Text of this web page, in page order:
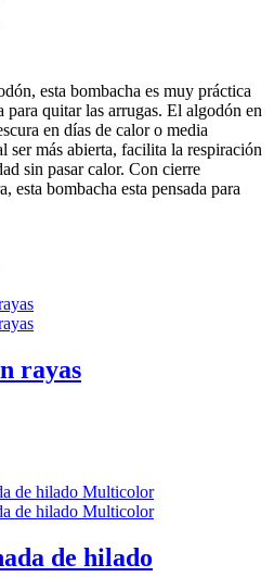
esta bombacha es muy práctica
para quitar las arrugas. El algodón en
en días de calor o media
ser más abierta, facilita la respiración
sin pasar calor. Con cierre
esta bombacha esta pensada para
rayas
de hilado